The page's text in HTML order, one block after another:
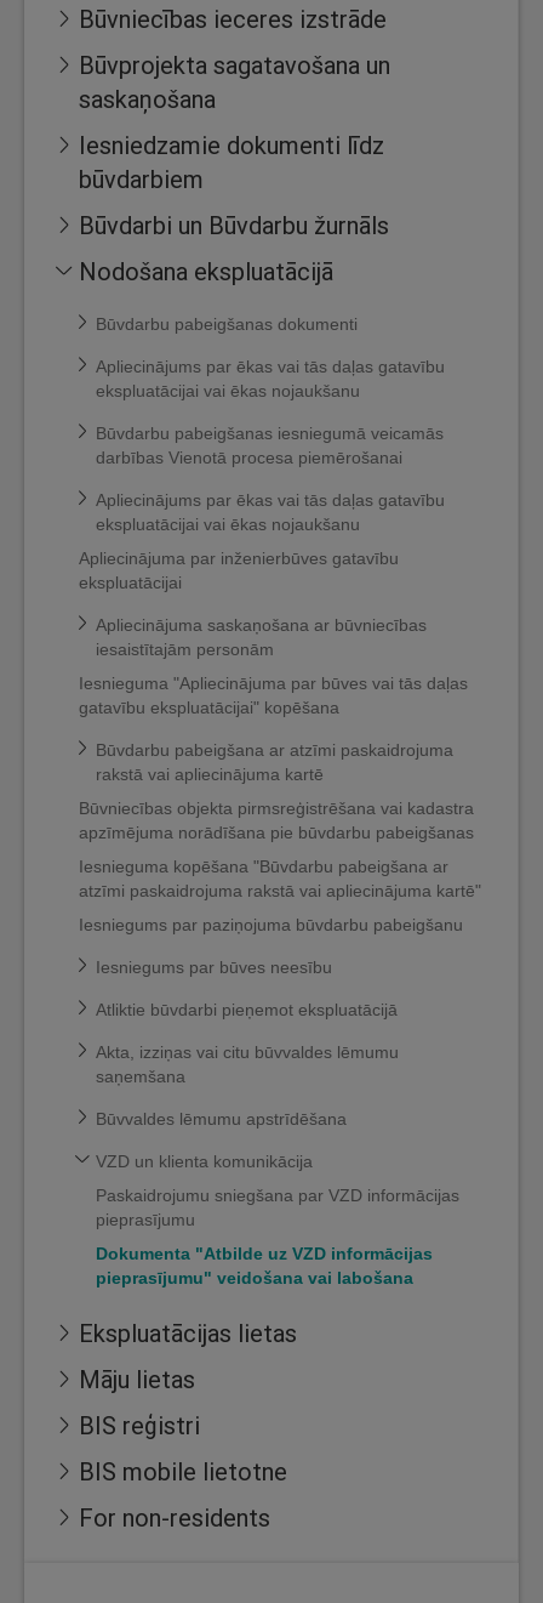
Būvniecības ieceres izstrāde
Būvprojekta sagatavošana un
saskaņošana
Iesniedzamie dokumenti līdz
būvdarbiem
Būvdarbi un Būvdarbu žurnāls
Nodošana ekspluatācijā
Būvdarbu pabeigšanas dokumenti
Apliecinājums par ēkas vai tās daļas gatavību
ekspluatācijai vai ēkas nojaukšanu
Būvdarbu pabeigšanas iesniegumā veicamās
darbības Vienotā procesa piemērošanai
Apliecinājums par ēkas vai tās daļas gatavību
ekspluatācijai vai ēkas nojaukšanu
Apliecinājuma par inženierbūves gatavību
ekspluatācijai
Apliecinājuma saskaņošana ar būvniecības
iesaistītajām personām
Iesnieguma "Apliecinājuma par būves vai tās daļas
gatavību ekspluatācijai" kopēšana
Būvdarbu pabeigšana ar atzīmi paskaidrojuma
rakstā vai apliecinājuma kartē
Būvniecības objekta pirmsreģistrēšana vai kadastra
apzīmējuma norādīšana pie būvdarbu pabeigšanas
Iesnieguma kopēšana "Būvdarbu pabeigšana ar
atzīmi paskaidrojuma rakstā vai apliecinājuma kartē"
Iesniegums par paziņojuma būvdarbu pabeigšanu
Iesniegums par būves neesību
Atliktie būvdarbi pieņemot ekspluatācijā
Akta, izziņas vai citu būvvaldes lēmumu
saņemšana
Būvvaldes lēmumu apstrīdēšana
VZD un klienta komunikācija
Paskaidrojumu sniegšana par VZD informācijas
pieprasījumu
Dokumenta "Atbilde uz VZD informācijas
pieprasījumu" veidošana vai labošana
Ekspluatācijas lietas
Māju lietas
BIS reģistri
BIS mobile lietotne
For non-residents